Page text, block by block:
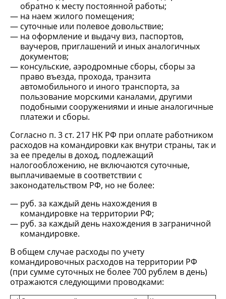
обратно к месту постоянной работы;
на наем жилого помещения;
суточные или полевое довольствие;
на оформление и выдачу виз, паспортов,
ваучеров, приглашений и иных аналогичных
документов;
консульские, аэродромные сборы, сборы за
право въезда, прохода, транзита
автомобильного и иного транспорта, за
пользование морскими каналами, другими
подобными сооружениями и иные аналогичные
платежи и сборы.
Согласно п. 3 ст. 217 НК РФ при оплате работником
расходов на командировки как внутри страны, так и
за ее пределы в доход, подлежащий
налогообложению, не включаются суточные,
выплачиваемые в соответствии с
законодательством РФ, но не более:
руб. за каждый день нахождения в
командировке на территории РФ;
руб. за каждый день нахождения в заграничной
командировке.
В общем случае расходы по учету
командировочных расходов на территории РФ
(при сумме суточных не более 700 рублем в день)
отражаются следующими проводками: